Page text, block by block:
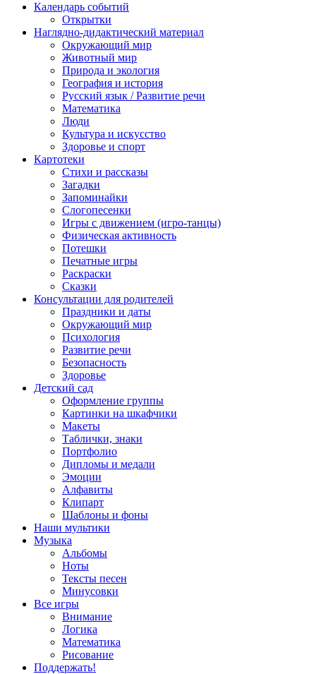
Календарь событий
Открытки
Наглядно-дидактический материал
Окружающий мир
Животный мир
Природа и экология
География и история
Русский язык / Развитие речи
Математика
Люди
Культура и искусство
Здоровье и спорт
Картотеки
Стихи и рассказы
Загадки
Запоминайки
Слогопесенки
Игры с движением (игро-танцы)
Физическая активность
Потешки
Печатные игры
Раскраски
Сказки
Консультации для родителей
Праздники и даты
Окружающий мир
Психология
Развитие речи
Безопасность
Здоровье
Детский сад
Оформление группы
Картинки на шкафчики
Макеты
Таблички, знаки
Портфолио
Дипломы и медали
Эмоции
Алфавиты
Клипарт
Шаблоны и фоны
Наши мультики
Музыка
Альбомы
Ноты
Тексты песен
Минусовки
Все игры
Внимание
Логика
Математика
Рисование
Поддержать!